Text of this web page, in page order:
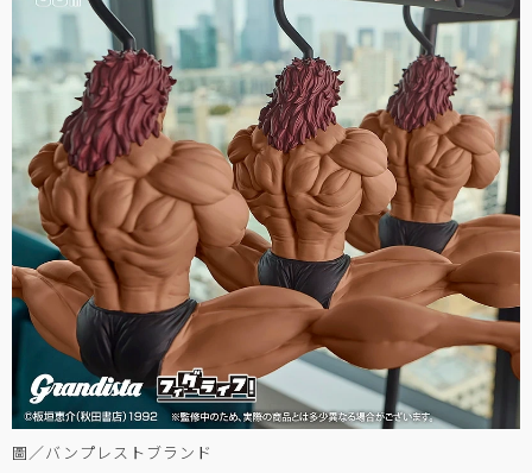
圖／バンプレストブランド